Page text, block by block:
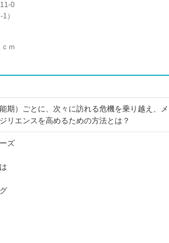
0
1 ）
ｍ
期）ごとに、次々に訪れる危機を乗り越え、
リエンスを高めるための方法とは？
ズ